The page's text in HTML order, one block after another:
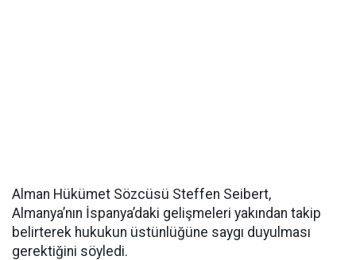
Alman Hükümet Sözcüsü Steffen Seibert,
Almanya’nın İspanya’daki gelişmeleri yakından takip
belirterek hukukun üstünlüğüne saygı duyulması
gerektiğini söyledi.